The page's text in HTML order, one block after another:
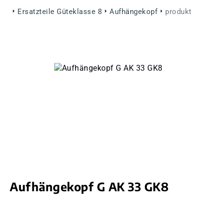
Ersatzteile Güteklasse 8 Aufhängekopf produkt
Bildergalerie überspringen
Aufhängekopf G AK 33 GK8